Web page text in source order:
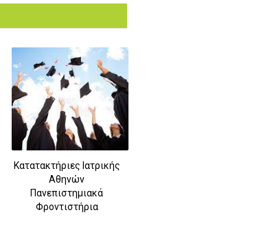
Κατατακτήριες Ιατρικής
Αθηνών
Πανεπιστημιακά
Φροντιστήρια